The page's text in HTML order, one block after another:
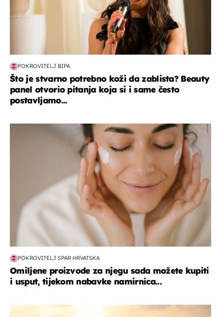
POKROVITELJ BIPA
Što je stvarno potrebno koži da zablista? Beauty
panel otvorio pitanja koja si i same često
postavljamo...
moda & ljepota
POKROVITELJ SPAR HRVATSKA
Omiljene proizvode za njegu sada možete kupiti
i usput, tijekom nabavke namirnica...